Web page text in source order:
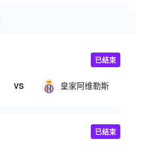
VS 皇家阿维勒斯
已结束
已结束